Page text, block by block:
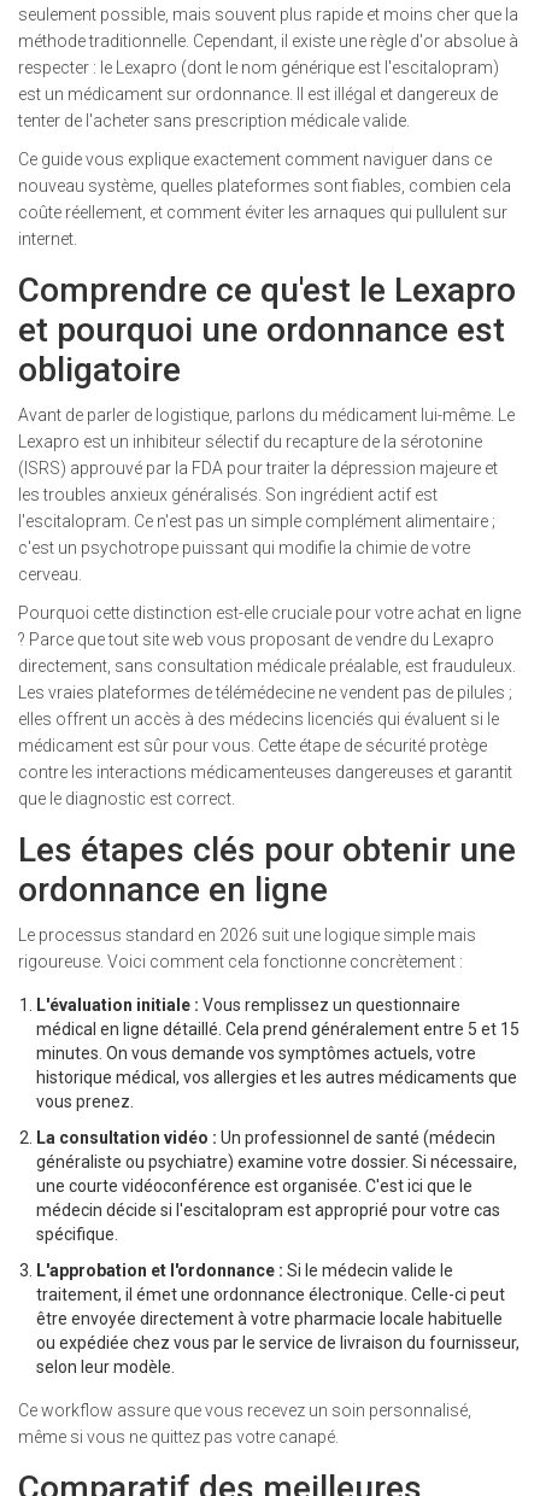
seulement possible, mais souvent plus rapide et moins cher que la
méthode traditionnelle. Cependant, il existe une règle d'or absolue à
respecter : le Lexapro (dont le nom générique est l'escitalopram)
est un médicament sur ordonnance. Il est illégal et dangereux de
tenter de l'acheter sans prescription médicale valide.
Ce guide vous explique exactement comment naviguer dans ce
nouveau système, quelles plateformes sont fiables, combien cela
coûte réellement, et comment éviter les arnaques qui pullulent sur
internet.
Comprendre ce qu'est le Lexapro
et pourquoi une ordonnance est
obligatoire
Avant de parler de logistique, parlons du médicament lui-même. Le
Lexapro est un inhibiteur sélectif du recapture de la sérotonine
(ISRS) approuvé par la FDA pour traiter la dépression majeure et
les troubles anxieux généralisés Son ingrédient actif est
l'escitalopram. Ce n'est pas un simple complément alimentaire ;
c'est un psychotrope puissant qui modifie la chimie de votre
cerveau.
Pourquoi cette distinction est-elle cruciale pour votre achat en ligne
? Parce que tout site web vous proposant de vendre du Lexapro
directement, sans consultation médicale préalable, est frauduleux.
Les vraies plateformes de télémédecine ne vendent pas de pilules ;
elles offrent un accès à des médecins licenciés qui évaluent si le
médicament est sûr pour vous. Cette étape de sécurité protège
contre les interactions médicamenteuses dangereuses et garantit
que le diagnostic est correct.
Les étapes clés pour obtenir une
ordonnance en ligne
Le processus standard en 2026 suit une logique simple mais
rigoureuse. Voici comment cela fonctionne concrètement :
L'évaluation initiale : Vous remplissez un questionnaire
médical en ligne détaillé. Cela prend généralement entre 5 et 15
minutes. On vous demande vos symptômes actuels, votre
historique médical, vos allergies et les autres médicaments que
vous prenez.
La consultation vidéo : Un professionnel de santé (médecin
généraliste ou psychiatre) examine votre dossier. Si nécessaire,
une courte vidéoconférence est organisée. C'est ici que le
médecin décide si l'escitalopram est approprié pour votre cas
spécifique.
L'approbation et l'ordonnance : Si le médecin valide le
traitement, il émet une ordonnance électronique. Celle-ci peut
être envoyée directement à votre pharmacie locale habituelle
ou expédiée chez vous par le service de livraison du fournisseur,
selon leur modèle.
Ce workflow assure que vous recevez un soin personnalisé,
même si vous ne quittez pas votre canapé.